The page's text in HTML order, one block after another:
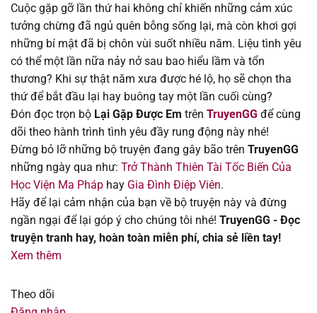
Chapter 134 02/08/2025
Chapter 133 02/08/2025
Chapter 132 02/08/2025
Chapter 131
Chapter 130 02/08/2025
Chapter 129 02/08/2025
Chapter 128 02/08/2025
Chapter 126
Cuộc gặp gỡ lần thứ hai không chỉ khiến những cảm xúc
tưởng chừng đã ngủ quên bỗng sống lại, mà còn khơi gợi
những bí mật đã bị chôn vùi suốt nhiều năm. Liệu tình yêu
có thể một lần nữa nảy nở sau bao hiểu lầm và tổn
thương? Khi sự thật năm xưa được hé lộ, họ sẽ chọn tha
thứ để bắt đầu lại hay buông tay một lần cuối cùng?
Đón đọc trọn bộ Lại Gặp Được Em trên TruyenGG để cùng
dõi theo hành trình tình yêu đầy rung động này nhé!
Đừng bỏ lỡ những bộ truyện đang gây bão trên TruyenGG
những ngày qua như: Trở Thành Thiên Tài Tốc Biến Của
Học Viện Ma Pháp hay Gia Đình Điệp Viên.
Hãy để lại cảm nhận của bạn về bộ truyện này và đừng
ngần ngại để lại góp ý cho chúng tôi nhé! TruyenGG - Đọc
truyện tranh hay, hoàn toàn miễn phí, chia sẻ liền tay!
Xem thêm
Theo dõi